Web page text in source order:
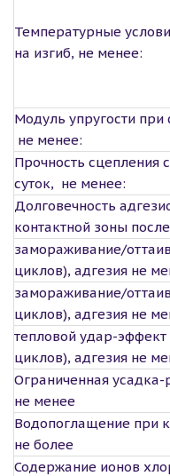
Температурные
на изгиб, не менее:
Модуль упругости при
не менее:
Прочность сцепления
суток, не менее:
Долговечность
контактной зоны
замораживание/
циклов), адгезия не
замораживание/
циклов), адгезия не
тепловой удар-эффект
циклов), адгезия не
Ограниченная
не менее
Водопоглащение при
не более
Содержание ионов